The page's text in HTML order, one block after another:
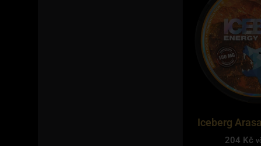
Iceberg
204 Kč